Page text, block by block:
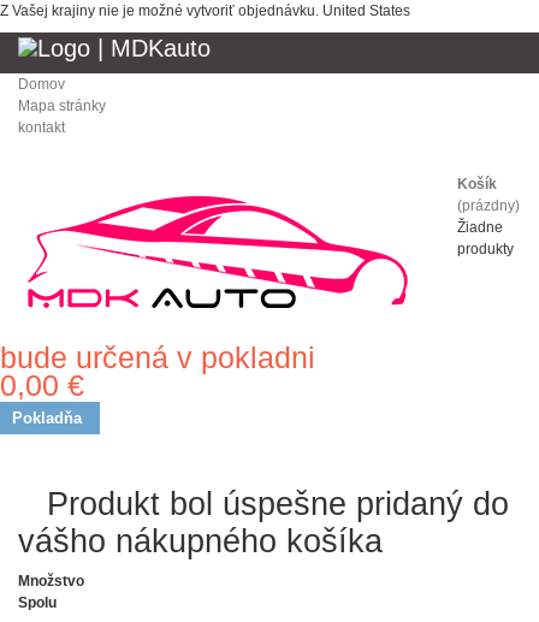
Z Vašej krajiny nie je možné vytvoriť objednávku. United States
Domov
Mapa stránky
kontakt
Košík
(prázdny)
Žiadne
produkty
bude určená v pokladni
0,00 €
Pokladňa
Produkt bol úspešne pridaný
do vášho nákupného košíka
Množstvo